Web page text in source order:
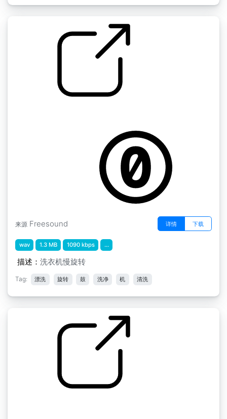
来源 Freesound 详情 下载
wav 1.3 MB 1090 kbps ...
描述： 洗衣机慢旋转
Tag: 漂洗 旋转 鼓 洗净 机 清洗